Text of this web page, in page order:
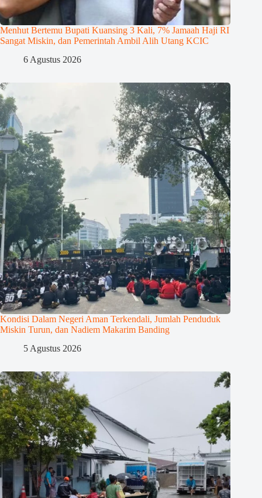
Menhut Bertemu Bupati Kuansing 3 Kali, 7% Jamaah Haji RI
Sangat Miskin, dan Pemerintah Ambil Alih Utang KCIC
6 Agustus 2026
Kondisi Dalam Negeri Aman Terkendali, Jumlah Penduduk
Miskin Turun, dan Nadiem Makarim Banding
5 Agustus 2026